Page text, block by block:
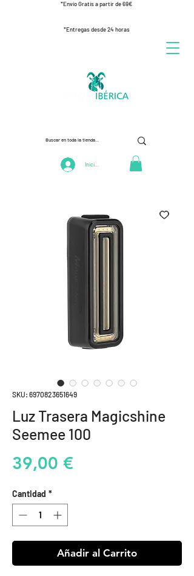
*Envío Gratis a partir de 69€
*Entregas desde 24 horas
Iniciar Sesión
SKU: 6970823651649
Luz Trasera Magicshine
Seemee 100
39,00 €Precio
Cantidad *
Añadir al Carrito